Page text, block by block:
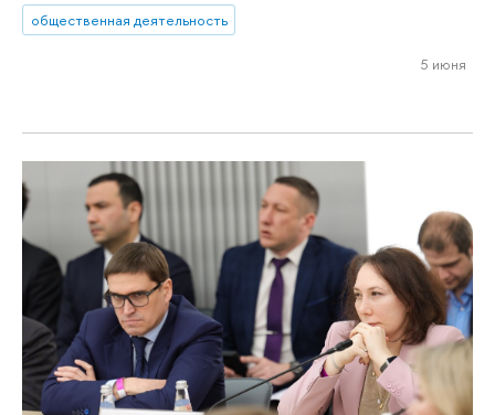
общественная деятельность
5 июня